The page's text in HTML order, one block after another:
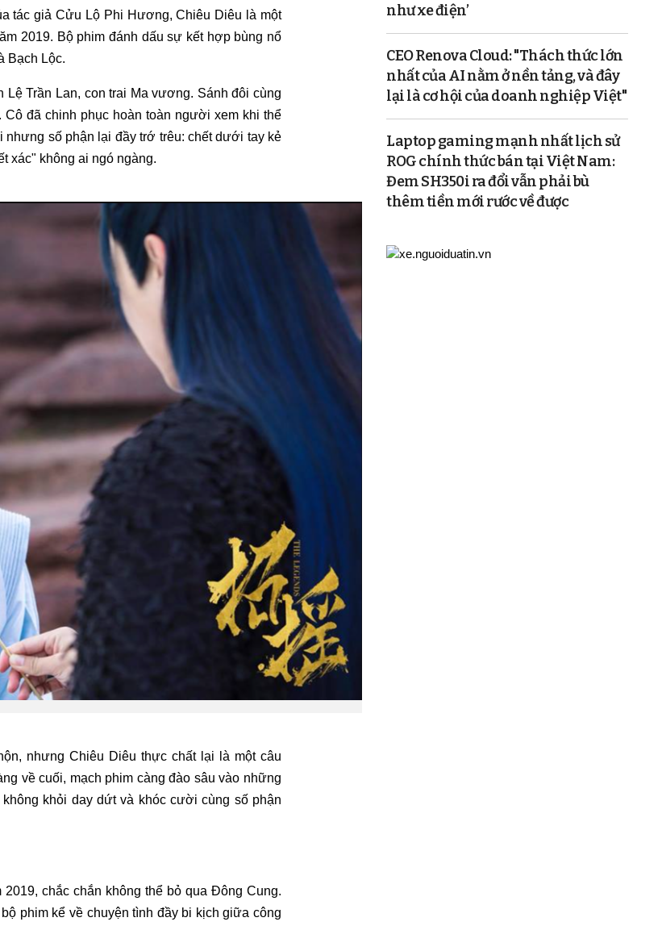
tác giả Cửu Lộ Phi Hương, Chiêu Diêu là một
2019. Bộ phim đánh dấu sự kết hợp bùng nổ
Bạch Lộc.
Trần Lan, con trai Ma vương. Sánh đôi cùng
đã chinh phục hoàn toàn người xem khi thể
số phận lại đầy trớ trêu: chết dưới tay kẻ
xác" không ai ngó ngàng.
nhưng Chiêu Diêu thực chất lại là một câu
về cuối, mạch phim càng đào sâu vào những
khỏi day dứt và khóc cười cùng số phận
chắc chắn không thể bỏ qua Đông Cung.
phim kể về chuyện tình đầy bi kịch giữa công
như xe điện’
CEO Renova Cloud: "Thách thức lớn
nhất của AI nằm ở nền tảng, và đây
lại là cơ hội của doanh nghiệp Việt"
Laptop gaming mạnh nhất lịch sử
ROG chính thức bán tại Việt Nam:
Đem SH350i ra đổi vẫn phải bù
thêm tiền mới rước về được